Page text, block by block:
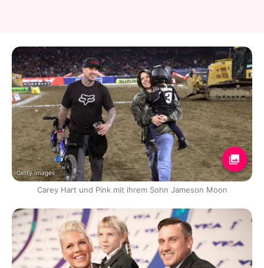
Getty Images
Carey Hart und Pink mit ihrem Sohn Jameson Moon